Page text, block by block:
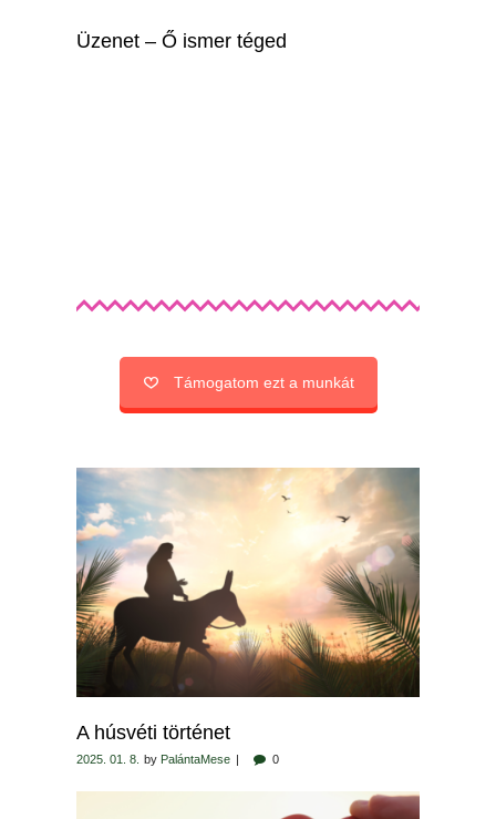
Üzenet – Ő ismer téged
Támogatom ezt a munkát
A húsvéti történet
2025. 01. 8. by PalántaMese 0